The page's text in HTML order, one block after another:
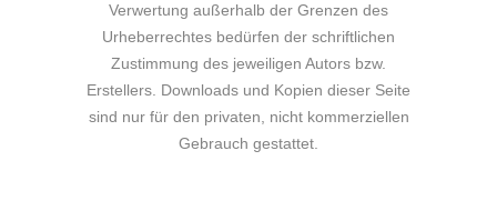
Verwertung außerhalb der Grenzen des
Urheberrechtes bedürfen der schriftlichen
Zustimmung des jeweiligen Autors bzw.
Erstellers. Downloads und Kopien dieser Seite
sind nur für den privaten, nicht kommerziellen
Gebrauch gestattet.